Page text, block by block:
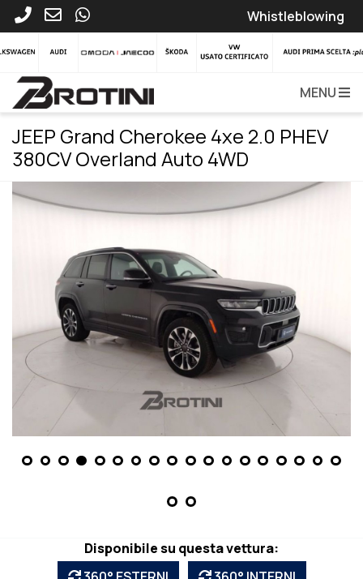
Whistleblowing
MENU
JEEP Grand Cherokee 4xe 2.0 PHEV
380CV Overland Auto 4WD
Disponibile su questa vettura: